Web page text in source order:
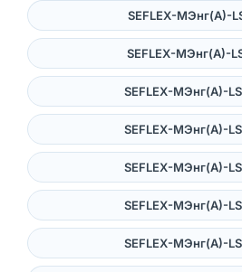
SEFLEX-MЭнг(А)-
SEFLEX-MЭнг(А)-
SEFLEX-MЭнг(А)-
SEFLEX-MЭнг(А)-
SEFLEX-MЭнг(А)-
SEFLEX-MЭнг(А)-
SEFLEX-MЭнг(А)-